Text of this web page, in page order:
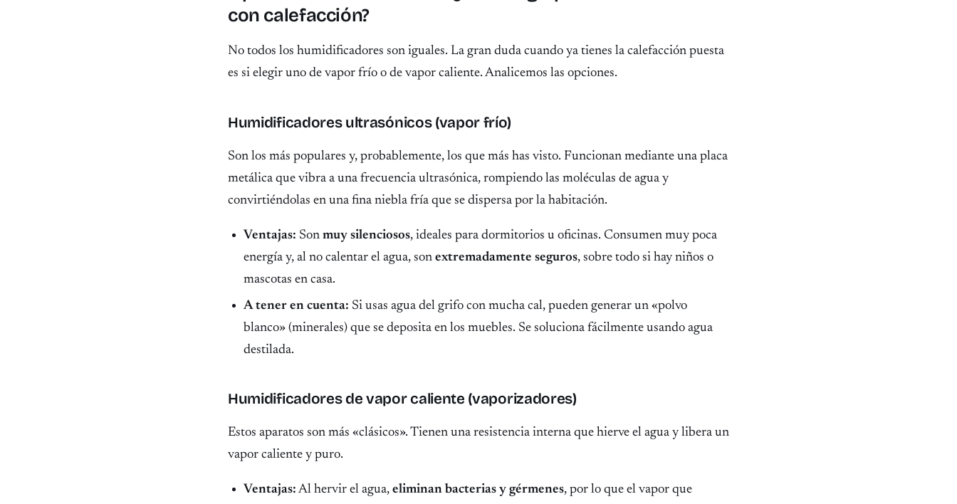
con calefacción?
No todos los humidificadores son iguales. La gran duda cuando ya tienes la calefacción puesta
es si elegir uno de vapor frío o de vapor caliente. Analicemos las opciones.
Humidificadores ultrasónicos (vapor frío)
Son los más populares y, probablemente, los que más has visto. Funcionan mediante una placa
metálica que vibra a una frecuencia ultrasónica, rompiendo las moléculas de agua y
convirtiéndolas en una fina niebla fría que se dispersa por la habitación.
Ventajas: Sonmuy silenciosos, ideales para dormitorios u oficinas. Consumen muy poca
energía y, al no calentar el agua, sonextremadamente seguros, sobre todo si hay niños o
mascotas en casa.
A tener en cuenta: Si usas agua del grifo con mucha cal, pueden generar un «polvo
blanco» (minerales) que se deposita en los muebles. Se soluciona fácilmente usando agua
destilada.
Humidificadores de vapor caliente (vaporizadores)
Estos aparatos son más «clásicos». Tienen una resistencia interna que hierve el agua y libera un
vapor caliente y puro.
Ventajas: Al hervir el agua,eliminan bacterias y gérmenes, por lo que el vapor que